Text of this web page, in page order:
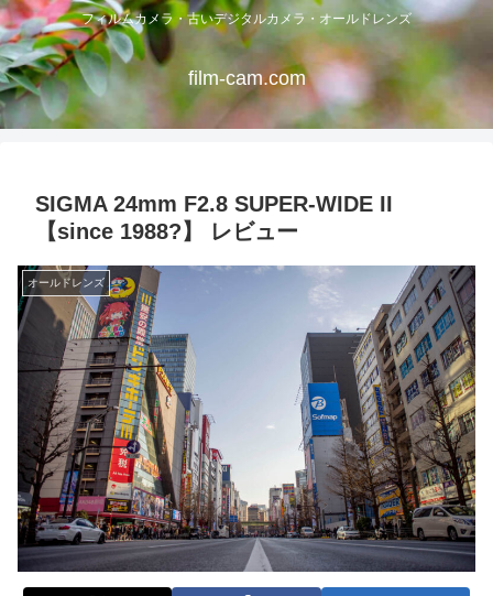
フィルムカメラ・古いデジタルカメラ・オールドレンズ
film-cam.com
SIGMA 24mm F2.8 SUPER-WIDE II
【since 1988?】 レビュー
オールドレンズ